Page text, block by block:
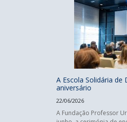
A Escola Solidária de
aniversário
22/06/2026
A Fundação Professor